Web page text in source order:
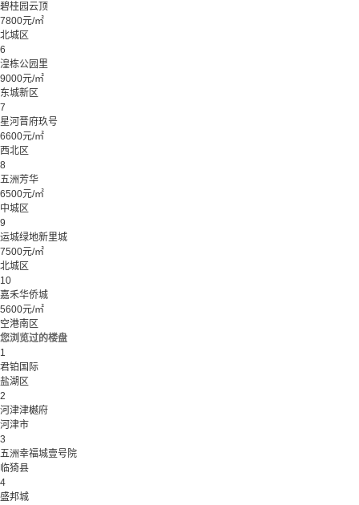
碧桂园云顶
7800元/㎡
北城区
6
湟栋公园里
9000元/㎡
东城新区
7
星河晋府玖号
6600元/㎡
西北区
8
五洲芳华
6500元/㎡
中城区
9
运城绿地新里城
7500元/㎡
北城区
10
嘉禾华侨城
5600元/㎡
空港南区
您浏览过的楼盘
1
君铂国际
盐湖区
2
河津津樾府
河津市
3
五洲幸福城壹号院
临猗县
4
盛邦城